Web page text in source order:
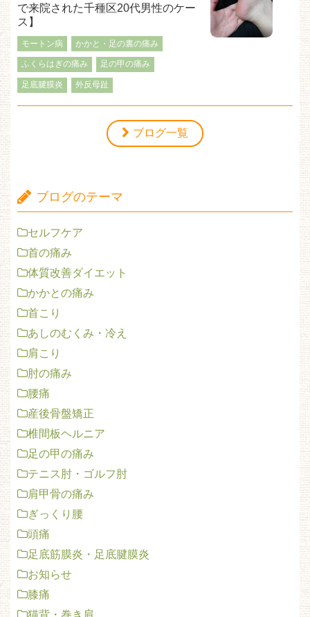
で来院された千種区20代男性のケー
ス】
モートン病 かかと・足の裏の痛み
ふくらはぎの痛み 足の甲の痛み
足底腱膜炎 外反母趾
ブログ一覧
ブログのテーマ
セルフケア
首の痛み
体質改善ダイエット
かかとの痛み
首こり
あしのむくみ・冷え
肩こり
肘の痛み
腰痛
産後骨盤矯正
椎間板ヘルニア
足の甲の痛み
テニス肘・ゴルフ肘
肩甲骨の痛み
ぎっくり腰
頭痛
足底筋膜炎・足底腱膜炎
お知らせ
膝痛